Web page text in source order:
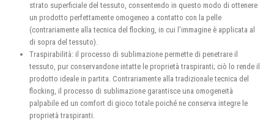
strato superficiale del tessuto, consentendo in questo modo di ottenere
un prodotto perfettamente omogeneo a contatto con la pelle
(contrariamente alla tecnica del flocking, in cui l’immagine è applicata al
di sopra del tessuto).
Traspirabilità: il processo di sublimazione permette di penetrare il
tessuto, pur conservandone intatte le proprietà traspiranti; ciò lo rende il
prodotto ideale in partita. Contrariamente alla tradizionale tecnica del
flocking, il processo di sublimazione garantisce una omogeneità
palpabile ed un comfort di gioco totale poiché ne conserva integre le
proprietà traspiranti.